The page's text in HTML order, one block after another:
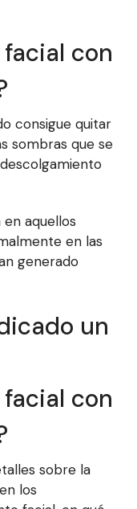
con
consigue quitar
sombras que se
aquellos
en las
generado
un
con
sobre la
los